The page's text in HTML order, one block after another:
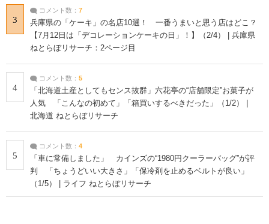
3
コメント数： 7
兵庫県の「ケーキ」の名店10選！ 一番うまいと思う店はどこ？
【7月12日は「デコレーションケーキの日」！】（2/4） | 兵庫県
ねとらぼリサーチ：2ページ目
4
コメント数： 5
「北海道土産としてもセンス抜群」六花亭の“店舗限定”お菓子が
人気 「こんなの初めて」「箱買いするべきだった」（1/2） |
北海道 ねとらぼリサーチ
5
コメント数： 4
「車に常備しました」 カインズの“1980円クーラーバッグ”が評
判 「ちょうどいい大きさ」「保冷剤を止めるベルトが良い」
（1/5） | ライフ ねとらぼリサーチ